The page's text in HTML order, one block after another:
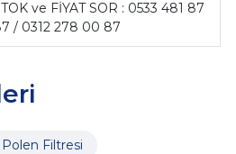
ve FİYAT SOR : 0533 481 87
/ 0312 278 00 87
Filtresi